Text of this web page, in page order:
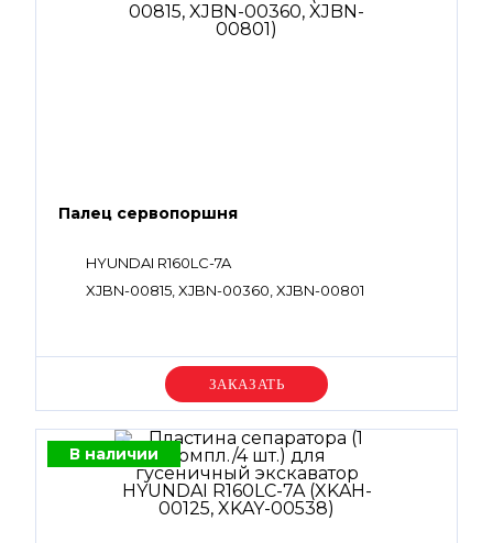
Палец сервопоршня
HYUNDAI R160LC-7A
XJBN-00815, XJBN-00360, XJBN-00801
Уточняйте цену
В наличии